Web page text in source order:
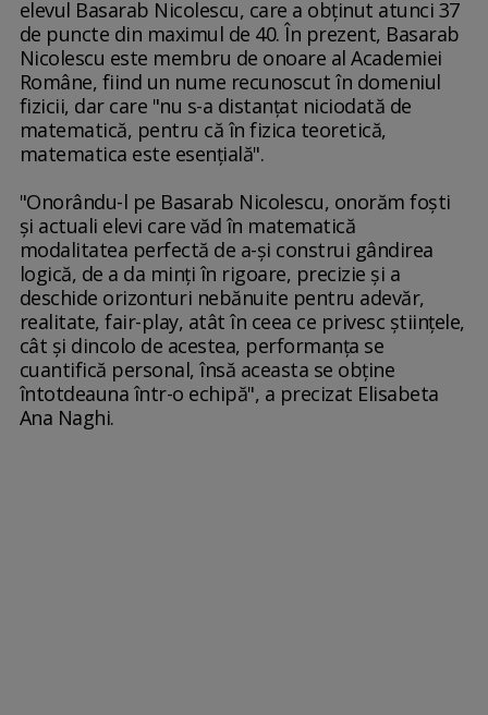
elevul Basarab Nicolescu, care a obţinut atunci 37
de puncte din maximul de 40. În prezent, Basarab
Nicolescu este membru de onoare al Academiei
Române, fiind un nume recunoscut în domeniul
fizicii, dar care "nu s-a distanţat niciodată de
matematică, pentru că în fizica teoretică,
matematica este esenţială".
"Onorându-l pe Basarab Nicolescu, onorăm foşti
şi actuali elevi care văd în matematică
modalitatea perfectă de a-şi construi gândirea
logică, de a da minţi în rigoare, precizie şi a
deschide orizonturi nebănuite pentru adevăr,
realitate, fair-play, atât în ceea ce privesc ştiinţele,
cât şi dincolo de acestea, performanţa se
cuantifică personal, însă aceasta se obţine
întotdeauna într-o echipă", a precizat Elisabeta
Ana Naghi.